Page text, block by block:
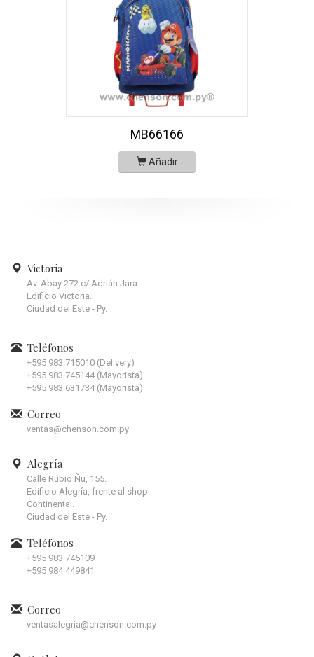
MB66166
Añadir
Victoria
Av. Abay 272 c/ Adrián Jara.
Edificio Victoria.
Ciudad del Este - Py.
Teléfonos
+595 983 715010 (Delivery)
+595 983 745144 (Mayorista)
+595 983 631734 (Mayorista)
Correo
ventas@chenson.com.py
Alegría
Calle Rubio Ñu, 155.
Edificio Alegría, frente al shop.
Continental.
Ciudad del Este - Py.
Teléfonos
+595 983 745109
+595 984 449841
Correo
ventasalegria@chenson.com.py